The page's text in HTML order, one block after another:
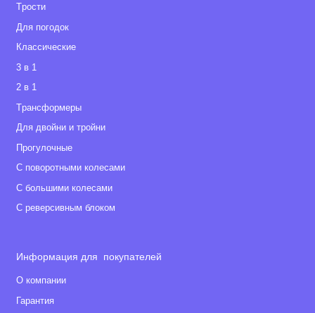
Tрости
Для погодок
Классические
3 в 1
2 в 1
Tрансформеры
Для двойни и тройни
Прогулочные
С поворотными колесами
С большими колесами
С реверсивным блоком
Информация для покупателей
О компании
Гарантия